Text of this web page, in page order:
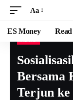
Aa
ES Money
Bersama
Terjun